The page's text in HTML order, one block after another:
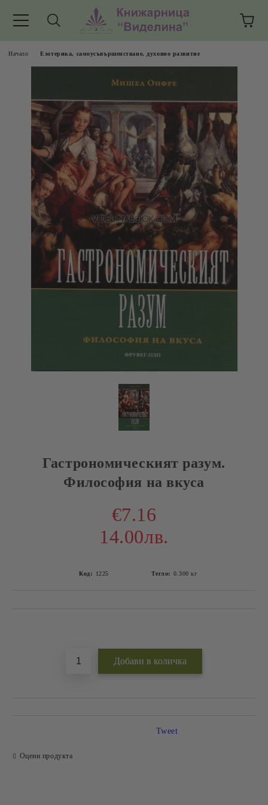
Начало Езотерика, самоусъвършенстване, духовно развитие
Гастрономическият разум.
Философия на вкуса
€7.16
14.00лв.
Код: 1225 Тегло: 0.300 кг
Оцени продукта
Tweet